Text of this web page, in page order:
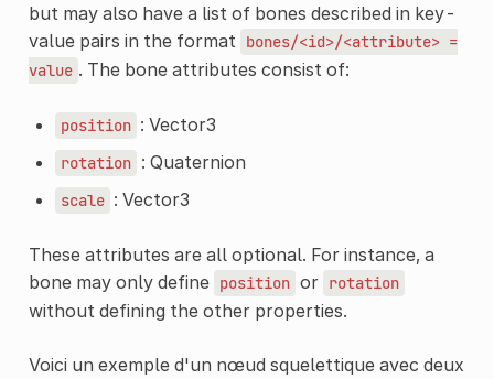
but may also have a list of bones described in key-
value pairs in the format
bones/<id>/<attribute> =
value . The bone attributes consist of:
position : Vector3
rotation : Quaternion
scale : Vector3
These attributes are all optional. For instance, a
bone may only define position or rotation
without defining the other properties.
Voici un exemple d'un nœud squelettique avec deux